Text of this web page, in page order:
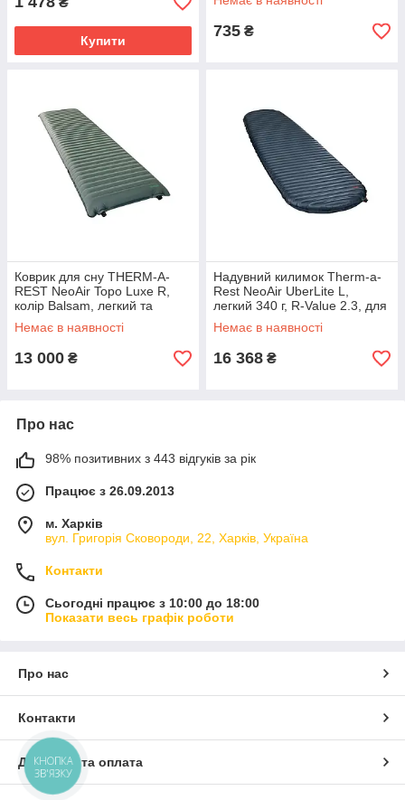
Купити
735 ₴
Коврик для сну THERM-A-
REST NeoAir Topo Luxe R,
колір Balsam, легкий та
комфортний
Немає в наявності
13 000 ₴
Надувний килимок Therm-a-
Rest NeoAir UberLite L,
легкий 340 г, R-Value 2.3, для
альпінізму
Немає в наявності
16 368 ₴
Про нас
98% позитивних з 443 відгуків за рік
Працює з 26.09.2013
м. Харків
вул. Григорія Сковороди, 22, Харків, Україна
Контакти
Сьогодні працює з 10:00 до 18:00
Показати весь графік роботи
Про нас
Контакти
Доставка та оплата
КНОПКА
ЗВ'ЯЗКУ